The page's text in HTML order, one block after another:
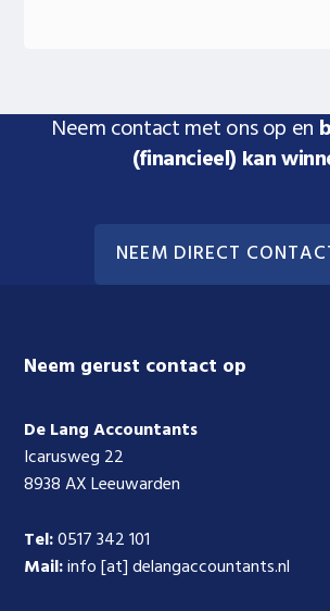
Neem contact met ons op en
(financieel) kan
NEEM DIRECT
Footer
Neem gerust contact op
De Lang Accountants
Icarusweg 22
8938 AX Leeuwarden
Tel:0517 342 101
Mail:info [at] delangaccountants.nl